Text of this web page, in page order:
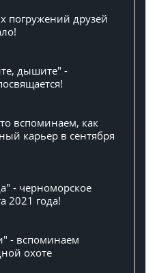
погружений друзей
дышите" -
вспоминаем, как
карьер в сентября
- черноморское
2021 года!
- вспоминаем
охоте